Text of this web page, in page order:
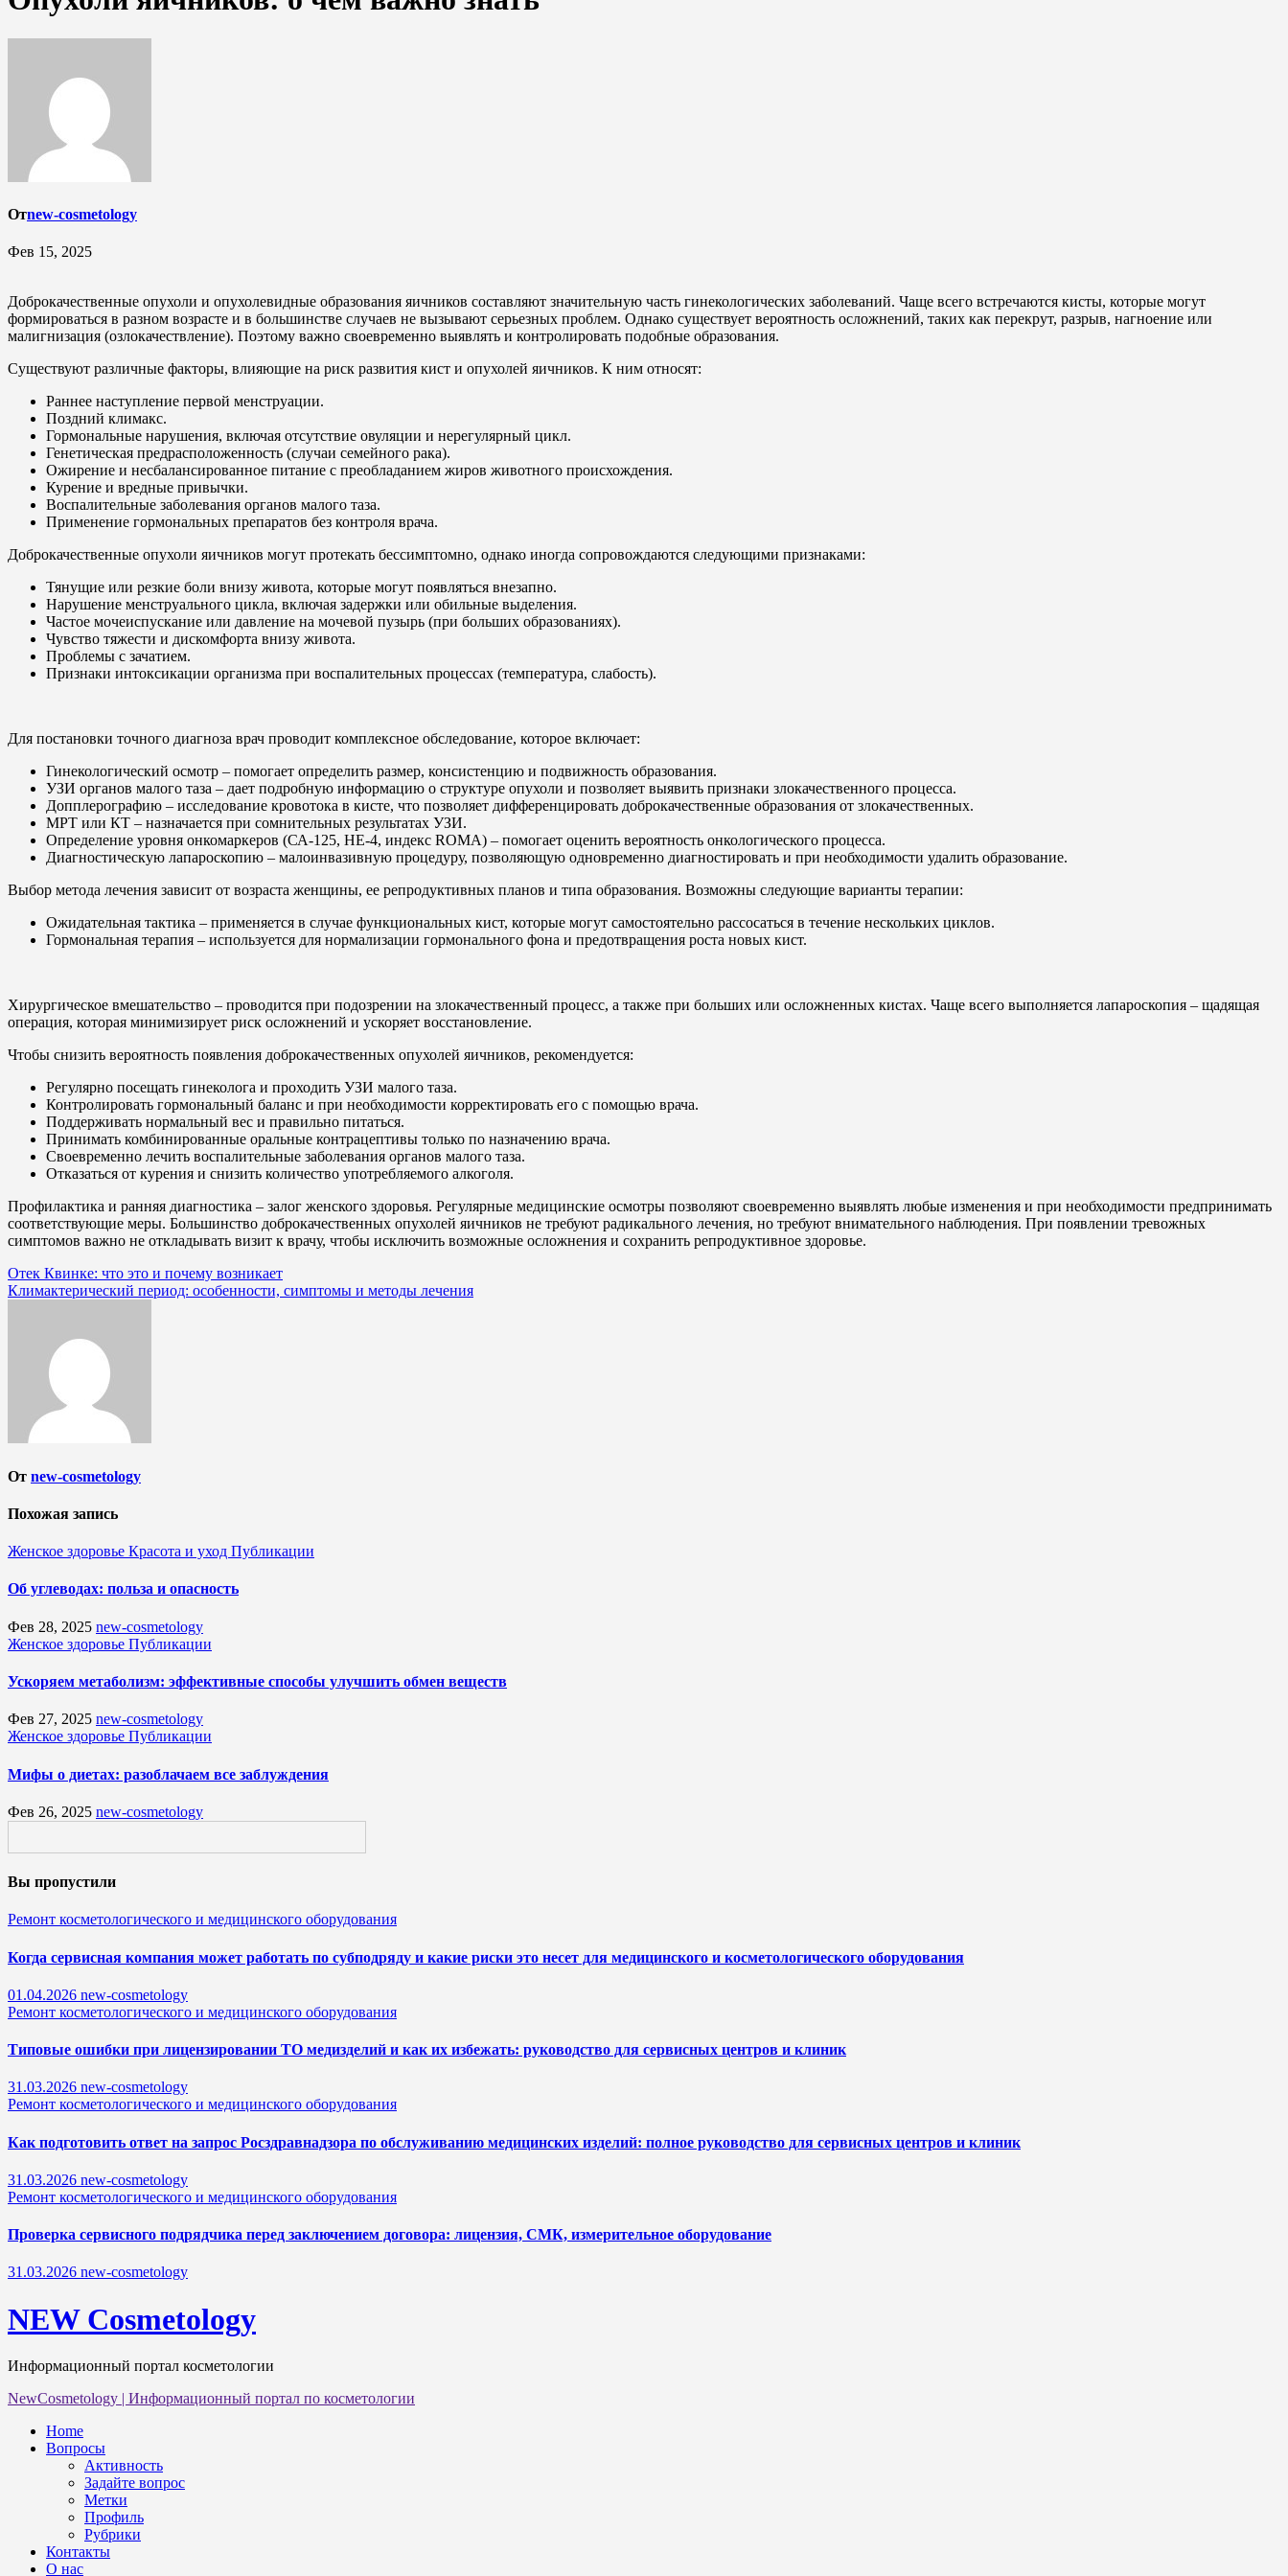
Отnew-cosmetology
Фев 15, 2025
Доброкачественные опухоли и опухолевидные образования яичников составляют значительную часть гинекологических заболеваний. Чаще всего встречаются кисты, которые могут
формироваться в разном возрасте и в большинстве случаев не вызывают серьезных проблем. Однако существует вероятность осложнений, таких как перекрут, разрыв, нагноение или
малигнизация (озлокачествление). Поэтому важно своевременно выявлять и контролировать подобные образования.
Существуют различные факторы, влияющие на риск развития кист и опухолей яичников. К ним относят:
Раннее наступление первой менструации.
Поздний климакс.
Гормональные нарушения, включая отсутствие овуляции и нерегулярный цикл.
Генетическая предрасположенность (случаи семейного рака).
Ожирение и несбалансированное питание с преобладанием жиров животного происхождения.
Курение и вредные привычки.
Воспалительные заболевания органов малого таза.
Применение гормональных препаратов без контроля врача.
Доброкачественные опухоли яичников могут протекать бессимптомно, однако иногда сопровождаются следующими признаками:
Тянущие или резкие боли внизу живота, которые могут появляться внезапно.
Нарушение менструального цикла, включая задержки или обильные выделения.
Частое мочеиспускание или давление на мочевой пузырь (при больших образованиях).
Чувство тяжести и дискомфорта внизу живота.
Проблемы с зачатием.
Признаки интоксикации организма при воспалительных процессах (температура, слабость).
Для постановки точного диагноза врач проводит комплексное обследование, которое включает:
Гинекологический осмотр – помогает определить размер, консистенцию и подвижность образования.
УЗИ органов малого таза – дает подробную информацию о структуре опухоли и позволяет выявить признаки злокачественного процесса.
Допплерографию – исследование кровотока в кисте, что позволяет дифференцировать доброкачественные образования от злокачественных.
МРТ или КТ – назначается при сомнительных результатах УЗИ.
Определение уровня онкомаркеров (СА-125, HE-4, индекс ROMA) – помогает оценить вероятность онкологического процесса.
Диагностическую лапароскопию – малоинвазивную процедуру, позволяющую одновременно диагностировать и при необходимости удалить образование.
Выбор метода лечения зависит от возраста женщины, ее репродуктивных планов и типа образования. Возможны следующие варианты терапии:
Ожидательная тактика – применяется в случае функциональных кист, которые могут самостоятельно рассосаться в течение нескольких циклов.
Гормональная терапия – используется для нормализации гормонального фона и предотвращения роста новых кист.
Хирургическое вмешательство – проводится при подозрении на злокачественный процесс, а также при больших или осложненных кистах. Чаще всего выполняется лапароскопия – щадящая
операция, которая минимизирует риск осложнений и ускоряет восстановление.
Чтобы снизить вероятность появления доброкачественных опухолей яичников, рекомендуется:
Регулярно посещать гинеколога и проходить УЗИ малого таза.
Контролировать гормональный баланс и при необходимости корректировать его с помощью врача.
Поддерживать нормальный вес и правильно питаться.
Принимать комбинированные оральные контрацептивы только по назначению врача.
Своевременно лечить воспалительные заболевания органов малого таза.
Отказаться от курения и снизить количество употребляемого алкоголя.
Профилактика и ранняя диагностика – залог женского здоровья. Регулярные медицинские осмотры позволяют своевременно выявлять любые изменения и при необходимости предпринимать
соответствующие меры. Большинство доброкачественных опухолей яичников не требуют радикального лечения, но требуют внимательного наблюдения. При появлении тревожных
симптомов важно не откладывать визит к врачу, чтобы исключить возможные осложнения и сохранить репродуктивное здоровье.
Навигация
по
Отек Квинке: что это и почему возникает
Климактерический период: особенности, симптомы и методы лечения
От new-cosmetology
Похожая запись
Женское здоровье Красота и уход Публикации
Об углеводах: польза и опасность
Фев 28, 2025 new-cosmetology
Женское здоровье Публикации
Ускоряем метаболизм: эффективные способы улучшить обмен веществ
Фев 27, 2025 new-cosmetology
Женское здоровье Публикации
Мифы о диетах: разоблачаем все заблуждения
Фев 26, 2025 new-cosmetology
Вы пропустили
Ремонт косметологического и медицинского оборудования
Когда сервисная компания может работать по субподряду и какие риски это несет для медицинского и косметологического оборудования
01.04.2026 new-cosmetology
Ремонт косметологического и медицинского оборудования
Типовые ошибки при лицензировании ТО медизделий и как их избежать: руководство для сервисных центров и клиник
31.03.2026 new-cosmetology
Ремонт косметологического и медицинского оборудования
Как подготовить ответ на запрос Росздравнадзора по обслуживанию медицинских изделий: полное руководство для сервисных центров и клиник
31.03.2026 new-cosmetology
Ремонт косметологического и медицинского оборудования
Проверка сервисного подрядчика перед заключением договора: лицензия, СМК, измерительное оборудование
31.03.2026 new-cosmetology
NEW Cosmetology
Информационный портал косметологии
NewCosmetology | Информационный портал по косметологии
Home
Вопросы
Активность
Задайте вопрос
Метки
Профиль
Рубрики
Контакты
О нас